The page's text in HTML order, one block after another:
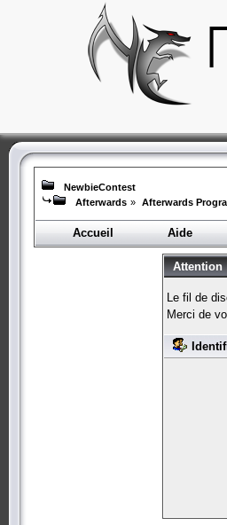
NewbieContest
Afterwards » Afterwards
Accueil Aide
Attention
Le fil de
Merci de